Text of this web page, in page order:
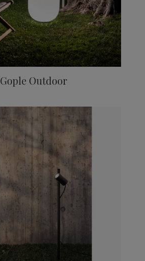
Gople Outdoor